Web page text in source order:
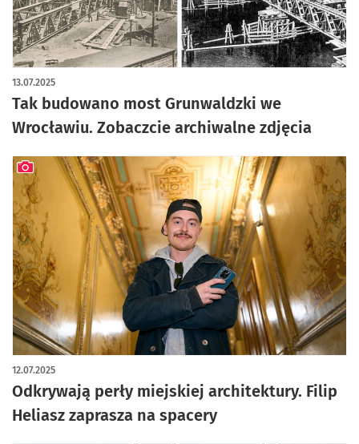
Tak budowano most Grunwaldzki we
Wrocławiu. Zobaczcie archiwalne zdjęcia
13.07.2025
artykuł z galerią zdjęć
Odkrywają perły miejskiej architektury. Filip
Heliasz zaprasza na spacery
12.07.2025
artykuł z galerią zdjęć